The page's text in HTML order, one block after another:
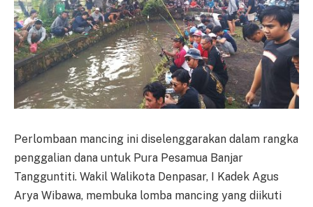
Perlombaan mancing ini diselenggarakan dalam rangka
penggalian dana untuk Pura Pesamua Banjar
Tangguntiti. Wakil Walikota Denpasar, I Kadek Agus
Arya Wibawa, membuka lomba mancing yang diikuti